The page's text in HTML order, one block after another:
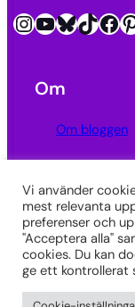
InstagramYouTube Bluesky TikTok Facebook Pinterest
Om
Om bloggen
Länkar
SkrivarSidan
Vi använder
mest relevanta
preferenser och
"Acceptera alla"
cookies. Du kan
ge ett kontrollerat